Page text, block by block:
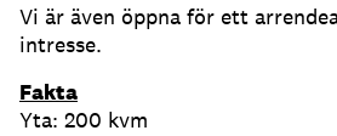
Vi är även öppna för ett
intresse.
Fakta
Yta: 200 kvm